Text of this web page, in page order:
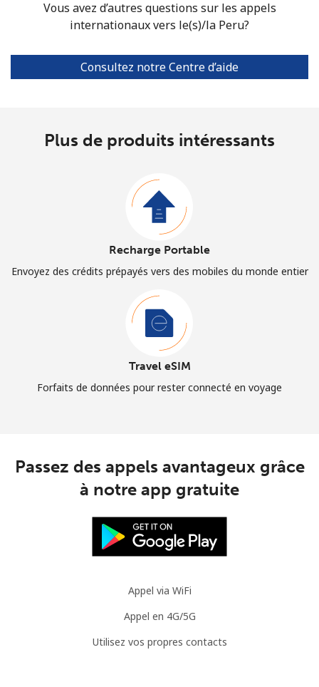
Vous avez d’autres questions sur les appels
internationaux vers le(s)/la Peru?
Consultez notre Centre d’aide
Plus de produits intéressants
Recharge Portable
Envoyez des crédits prépayés vers des mobiles du monde entier
Travel eSIM
Forfaits de données pour rester connecté en voyage
Passez des appels avantageux grâce
à notre app gratuite
Appel via WiFi
Appel en 4G/5G
Utilisez vos propres contacts